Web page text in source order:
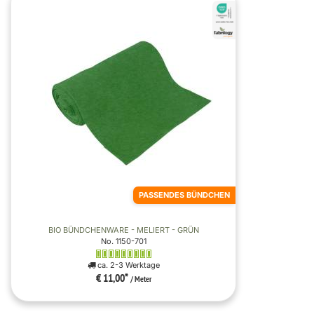
PASSENDES BÜNDCHEN
BIO BÜNDCHENWARE - MELIERT - GRÜN
No. 1150-701
ca. 2-3 Werktage
€ 11,00* / Meter